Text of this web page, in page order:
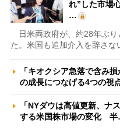
れ”した市場
…
日米両政府が、約28年ぶり
た。米国も追加介入を辞さな
「キオクシア急落で含み
の成長につなげる4つの
「NYダウは高値更新、ナ
する米国株市場の変化